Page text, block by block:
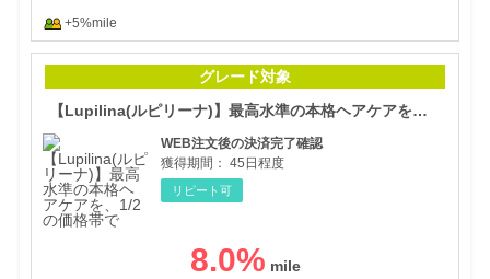
+5%mile
グレード対象
【Lupilina(ルピリーナ)】最高水準の本格ヘアケアを、1/2の価格帯で
WEB注文後の決済完了確認
獲得期間： 45日程度
リピート可
8.0%